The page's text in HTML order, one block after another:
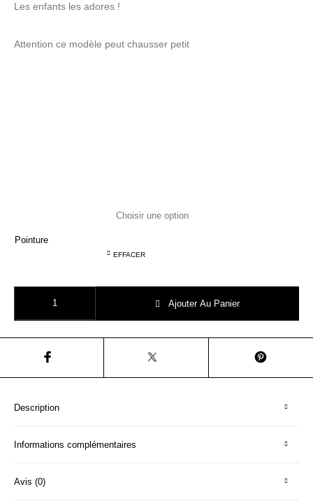
Les enfants les adores !
Attention ce modèle peut chausser petit
Pointure
EFFACER
Ajouter Au Panier
Description
Informations complémentaires
Avis (0)